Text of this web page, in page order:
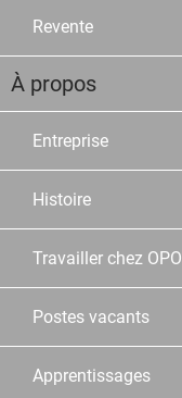
Revente
À propos
Entreprise
Histoire
Travailler chez OPO
Postes vacants
Apprentissages